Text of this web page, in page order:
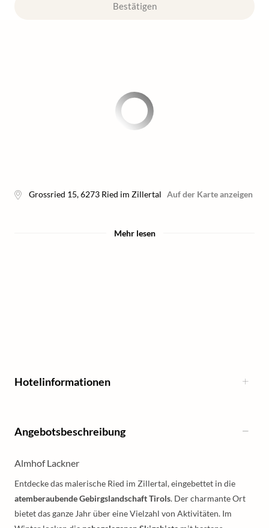
Bestätigen
Grossried 15,6273 Ried im Zillertal Auf der Karte anzeigen
Mehr lesen
Hotelinformationen
Angebotsbeschreibung
Almhof Lackner
Entdecke das malerische Ried im Zillertal, eingebettet in die
atemberaubende Gebirgslandschaft Tirols. Der charmante Ort
bietet das ganze Jahr über eine Vielzahl von Aktivitäten. Im